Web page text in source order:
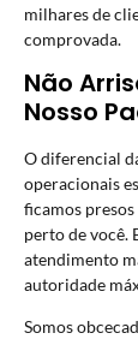
milhares de
comprovada.
Não
Nosso
O diferencial
operacionais
ficamos
perto de você.
atendimento
autoridade
Somos